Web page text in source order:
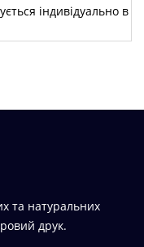
індивідуально в
та натуральних
друк.